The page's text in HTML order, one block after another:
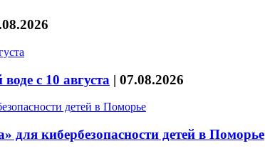
с 10 августа | 07.08.2026
для кибербезопасности детей в Поморье